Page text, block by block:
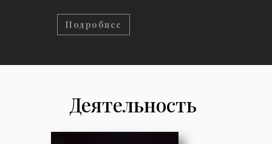
Подробнее
Деятельность